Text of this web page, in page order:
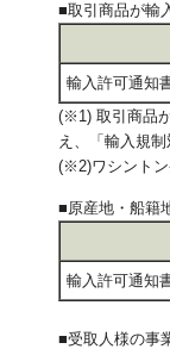
■取引商品が輸
輸入許可通
(※1) 取引商品
え、「輸入規
(※2)ワシントン
■原産地・船籍
輸入許可通
■受取人様の事